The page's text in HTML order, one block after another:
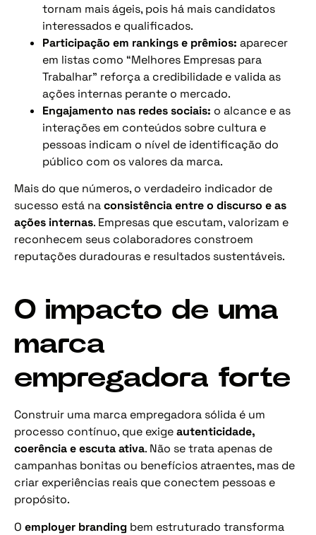
tornam mais ágeis, pois há mais candidatos
interessados e qualificados.
Participação em rankings e prêmios: aparecer
em listas como “Melhores Empresas para
Trabalhar” reforça a credibilidade e valida as
ações internas perante o mercado.
Engajamento nas redes sociais: o alcance e as
interações em conteúdos sobre cultura e
pessoas indicam o nível de identificação do
público com os valores da marca.
Mais do que números, o verdadeiro indicador de
sucesso está naconsistência entre o discurso e as
ações internas. Empresas que escutam, valorizam e
reconhecem seus colaboradores constroem
reputações duradouras e resultados sustentáveis.
O impacto de uma
marca
empregadora forte
Construir uma marca empregadora sólida é um
processo contínuo, que exigeautenticidade,
coerência e escuta ativa. Não se trata apenas de
campanhas bonitas ou benefícios atraentes, mas de
criar experiências reais que conectem pessoas e
propósito.
O employer branding bem estruturado transforma